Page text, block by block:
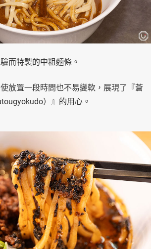
而特製的中粗麵條。
放置一段時間也不易變軟，展現了『蒼
）』的用心。